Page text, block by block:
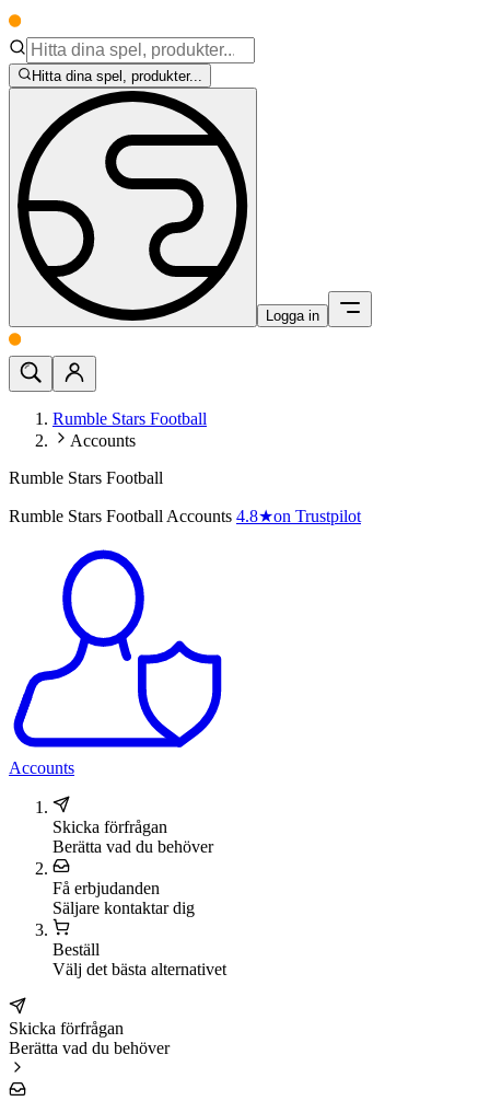
Hitta dina spel, produkter...
Logga in
Rumble Stars Football
Accounts
Rumble Stars Football
Rumble Stars Football Accounts 4.8★on Trustpilot
Accounts
Skicka förfrågan
Berätta vad du behöver
Få erbjudanden
Säljare kontaktar dig
Beställ
Välj det bästa alternativet
Skicka förfrågan
Berätta vad du behöver